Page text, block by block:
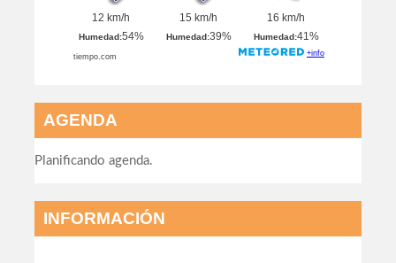
AGENDA
Planificando agenda.
INFORMACIÓN